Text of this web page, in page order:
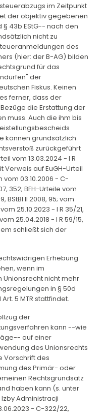
im Zeitpunkt
der objektiv gegebenen
§ 43b EStG-- nach den
nicht zu
des
(hier: der B-AG) bilden
für das
der
Fiskus. Keinen
ferner, dass der
die Erstattung der
muss. Auch die ihm bis
können grundsätzlich
zurückgeführt
vom 13.03.2024 - I R
Verweis auf EuGH-Urteil
03.10.2006 - C-
352; BFH-Urteile vom
BStBl II 2008, 95; vom
vom 25.10.2023 - I R 35/21,
25.04.2018 - I R 59/15,
schließt sich der
Erhebung
wenn im
Unionsrecht nicht mehr
in § 50d
Art. 5 MTR stattfindet.
der
kann --wie
auf einer
des Unionsrechts
Vorschrift des
des Primär- oder
Rechtsgrundsatz
haben kann (s. unter
Izby Administracji
- C-322/22,